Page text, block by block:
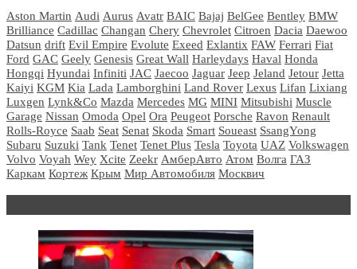
Aston Martin Audi Aurus Avatr BAIC Bajaj BelGee Bentley BMW
Brilliance Cadillac Changan Chery Chevrolet Citroen Dacia Daewoo
Datsun drift Evil Empire Evolute Exeed Exlantix FAW Ferrari Fiat
Ford GAC Geely Genesis Great Wall Harleydays Haval Honda
Hongqi Hyundai Infiniti JAC Jaecoo Jaguar Jeep Jeland Jetour Jetta
Kaiyi KGM Kia Lada Lamborghini Land Rover Lexus Lifan Lixiang
Luxgen Lynk&Co Mazda Mercedes MG MINI Mitsubishi Muscle
Garage Nissan Omoda Opel Ora Peugeot Porsche Ravon Renault
Rolls-Royce Saab Seat Senat Skoda Smart Soueast SsangYong
Subaru Suzuki Tank Tenet Tenet Plus Tesla Toyota UAZ Volkswagen
Volvo Voyah Wey Xcite Zeekr АмберАвто Атом Волга ГАЗ
Каркам Кортеж Крым Мир Автомобиля Москвич